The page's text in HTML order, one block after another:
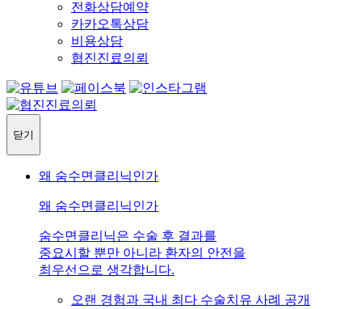
전화상담예약
카카오톡상담
비용상담
협진진료의뢰
닫기
왜 숨수면클리닉인가
왜 숨수면클리닉인가
숨수면클리닉은 수술 후 결과를
중요시할 뿐만 아니라 환자의 안전을
최우선으로 생각합니다.
오랜 경험과 국내 최다 수술치유 사례 공개